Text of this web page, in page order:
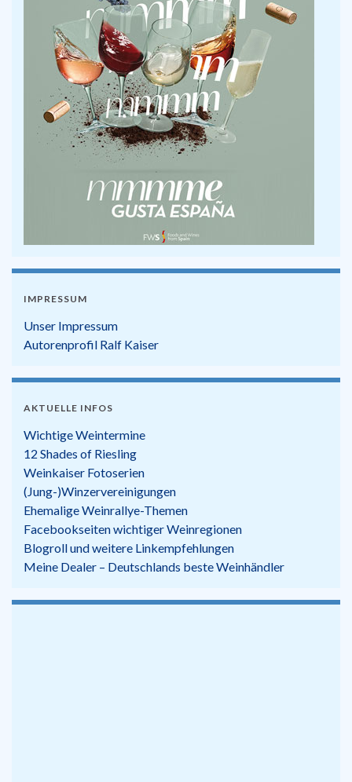
IMPRESSUM
Unser Impressum
Autorenprofil Ralf Kaiser
AKTUELLE INFOS
Wichtige Weintermine
12 Shades of Riesling
Weinkaiser Fotoserien
(Jung-)Winzervereinigungen
Ehemalige Weinrallye-Themen
Facebookseiten wichtiger Weinregionen
Blogroll und weitere Linkempfehlungen
Meine Dealer – Deutschlands beste Weinhändler